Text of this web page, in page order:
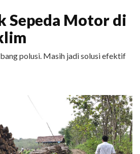
Sepeda Motor di
polusi. Masih jadi solusi efektif